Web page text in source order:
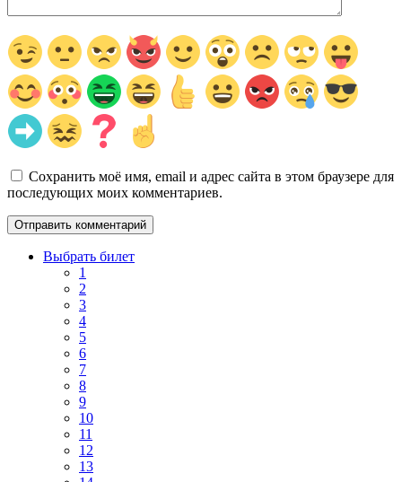
Сохранить моё имя, email и адрес сайта в этом браузере для
последующих моих комментариев.
Выбрать билет
1
2
3
4
5
6
7
8
9
10
11
12
13